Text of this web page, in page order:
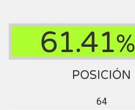
61.41%
POSICIÓN
64